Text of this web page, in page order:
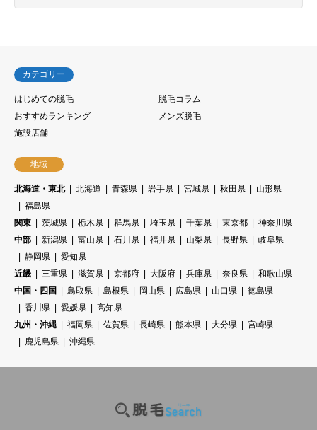
カテゴリー
はじめての脱毛
脱毛コラム
おすすめランキング
メンズ脱毛
施設店舗
地域
北海道・東北 北海道 青森県 岩手県 宮城県 秋田県
山形県
福島県
関東
茨城県 栃木県 群馬県 埼玉県 千葉県 東京都
神奈川県
中部
新潟県 富山県 石川県 福井県 山梨県 長野県
岐阜県
静岡県
愛知県
近畿
三重県 滋賀県 京都府 大阪府 兵庫県 奈良県
和歌山県
中国・四国
鳥取県 島根県 岡山県 広島県 山口県
徳島県
香川県
愛媛県
高知県
九州・沖縄
福岡県 佐賀県 長崎県 熊本県 大分県
宮崎県
鹿児島県
沖縄県